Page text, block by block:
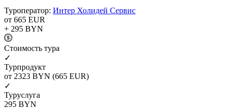
Туроператор: Интер Холидей Сервис
от 665 EUR
+ 295 BYN
Cтоимость тура
✓
Турпродукт
от 2323 BYN (665 EUR)
✓
Туруслуга
295 BYN